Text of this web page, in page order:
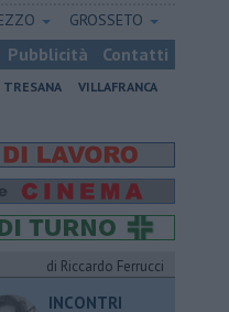
GROSSETO
Pubblicità Contatti
TRESANA
VILLAFRANCA
di Riccardo Ferrucci
INCONTRI